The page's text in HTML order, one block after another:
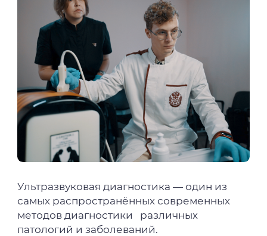
Ультразвуковая диагностика — один из
самых распространённых современных
методов диагностики различных
патологий и заболеваний.